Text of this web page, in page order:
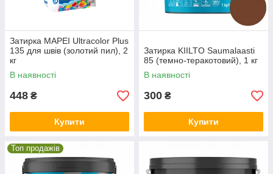
Затирка MAPEI Ultracolor Plus
135 для швів (золотий пил), 2
кг
В наявності
448 ₴
Купити
Затирка KIILTO Saumalaasti
85 (темно-теракотовий), 1 кг
В наявності
300 ₴
Купити
Топ продажів